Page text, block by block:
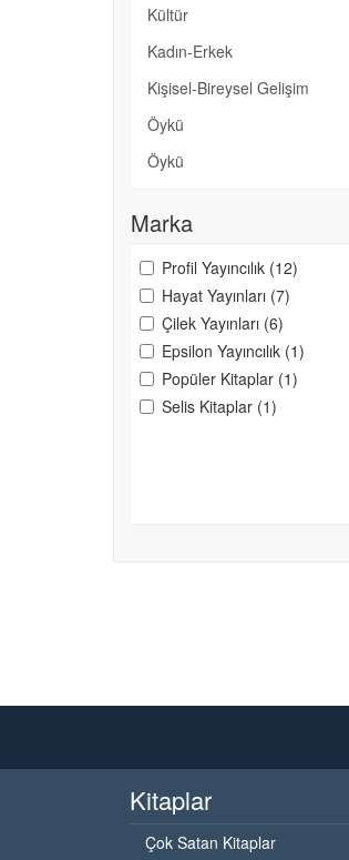
Kültür
Kadın-Erkek
Kişisel-Bireysel Gelişim
Öykü
Öykü
Marka
Profil Yayıncılık (12)
Hayat Yayınları (7)
Çilek Yayınları (6)
Epsilon Yayıncılık (1)
Popüler Kitaplar (1)
Selis Kitaplar (1)
Kitaplar
Çok Satan Kitaplar